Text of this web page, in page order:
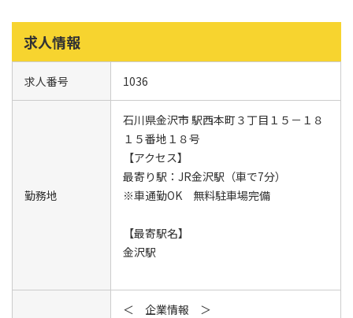
求人情報
求人番号 1036
勤務地
石川県金沢市 駅西本町３丁目１５－１８
１５番地１８号
【アクセス】
最寄り駅：JR金沢駅（車で7分）
※車通勤OK 無料駐車場完備
【最寄駅名】
金沢駅
＜ 企業情報 ＞